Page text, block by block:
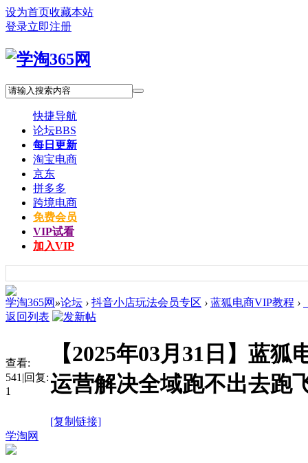
设为首页收藏本站
登录立即注册
快捷导航
论坛BBS
每日更新
淘宝电商
京东
拼多多
跨境电商
免费会员
VIP试看
加入VIP
学淘365网 »论坛 › 抖音小店玩法会员专区 › 蓝狐电商VIP教程 ›
返回列表
查看:
541 |回复:
1
【2025年03月31日】蓝
运营解决全域跑不出去跑
[复制链接]
学淘网